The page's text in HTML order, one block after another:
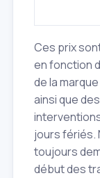
Ces prix
en fonction
de la
ainsi que
jours fériés.
toujours
début des